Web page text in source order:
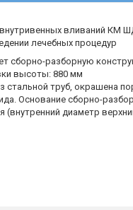
вливаний КМ
лечебных процедур
сборно-разборную
высоты: 880 мм
стальной труб, окрашена
Основание сборно-
(внутренний диаметр